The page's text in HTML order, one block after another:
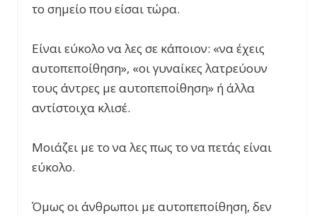
το σημείο που είσαι τώρα.
Είναι εύκολο να λες σε κάποιον: «να έχεις
αυτοπεποίθηση», «οι γυναίκες λατρεύουν
τους άντρες με αυτοπεποίθηση» ή άλλα
αντίστοιχα κλισέ.
Μοιάζει με το να λες πως το να πετάς είναι
εύκολο.
Όμως οι άνθρωποι με αυτοπεποίθηση, δεν